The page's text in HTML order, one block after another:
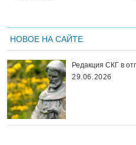
НОВОЕ НА САЙТЕ
Редакция СКГ в
29.06.2026